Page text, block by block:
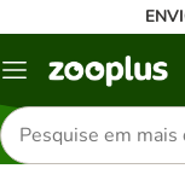
Menu
Pesquisar
produtos